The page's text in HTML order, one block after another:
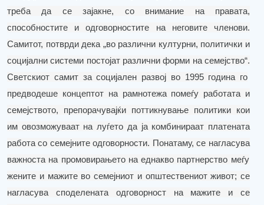
треба да се зајакне, со внимание на правата,
способностите и одговорностите на неговите членови.
Самитот, потврдидека „во различни културни, политички и
социјални системи постојат различни форми на семејство“.
Светскиот самит за социјален развој во 1995 година го
предводеше концептот на рамнотежа помеѓу работата и
семејството, препорачувајќи поттикнување политики кои
им овозможуваат на луѓето да ја комбинираат платената
работа со семејнитеодговорности. Понатаму, се нагласува
важноста на промовирањето на еднакво партнерство меѓу
жените и мажите во семејниот и општествениот живот; се
нагласува споделената одговорност на мажите и се